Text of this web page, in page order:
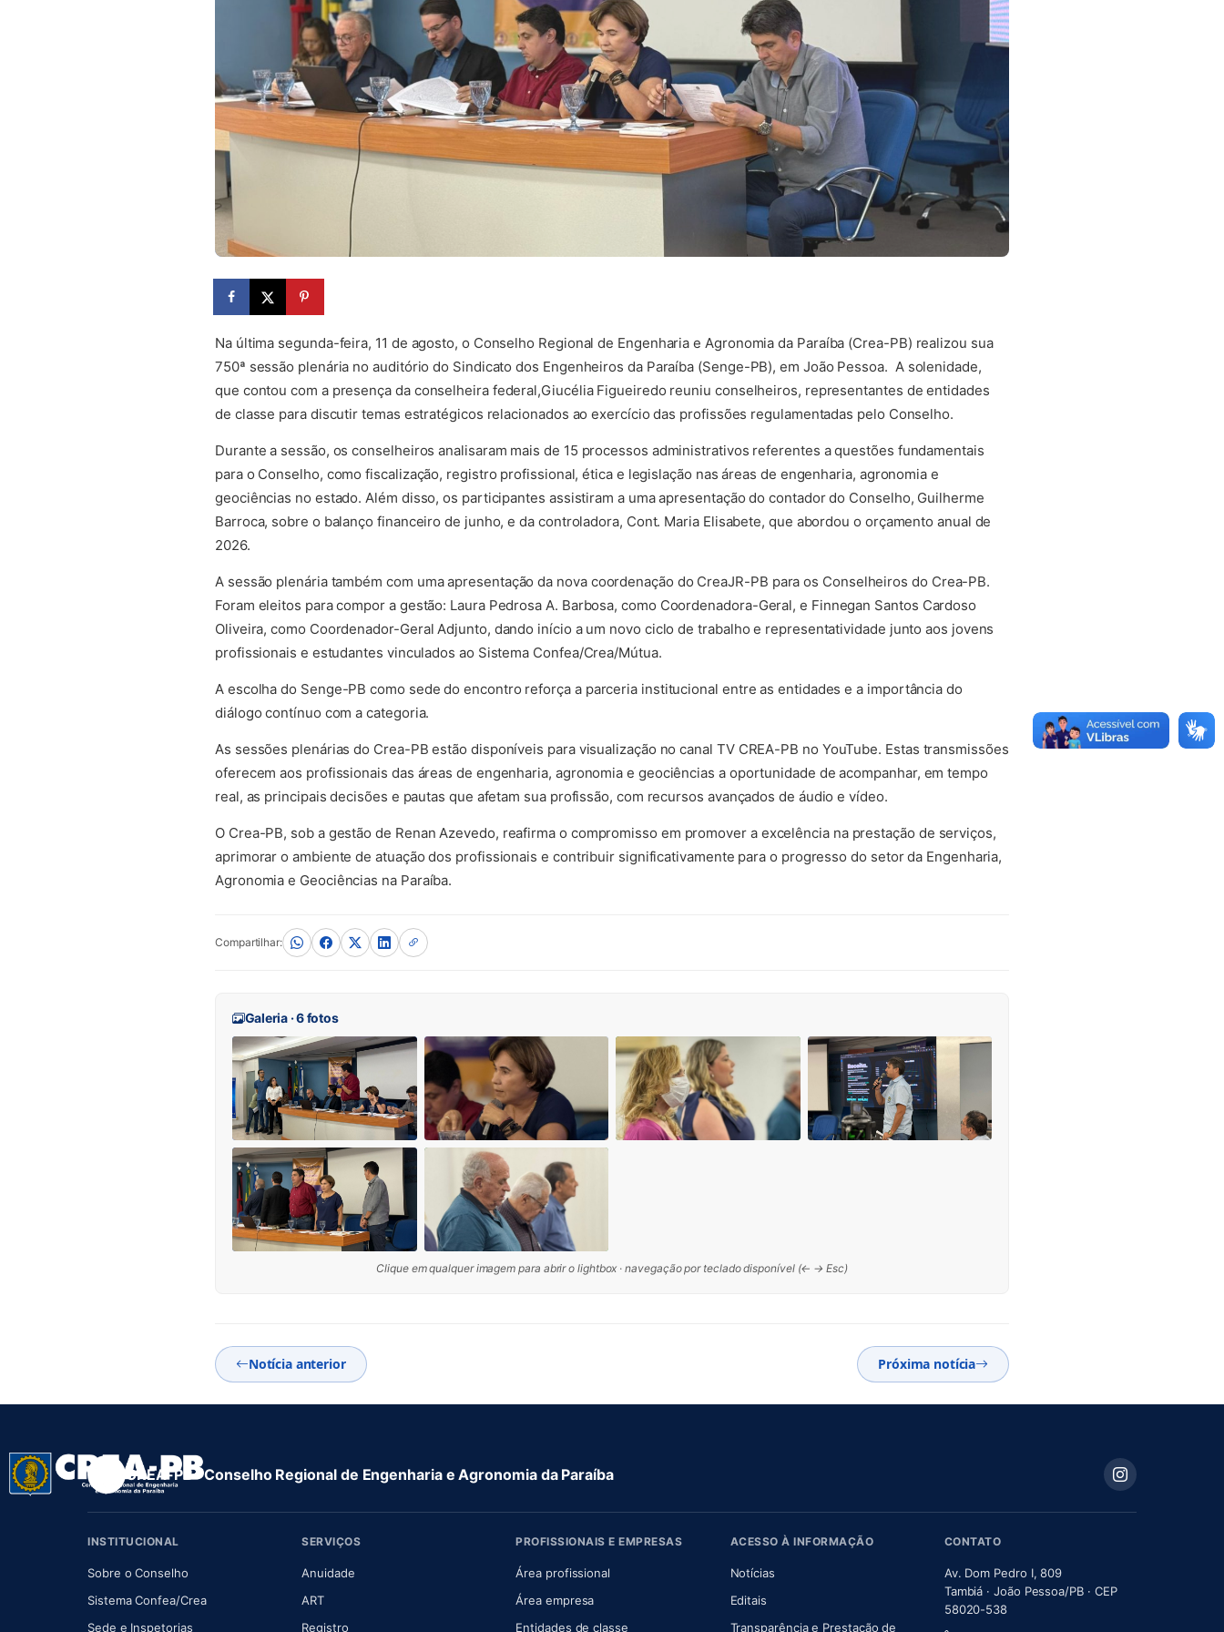
Na última segunda-feira, 11 de agosto, o Conselho Regional de Engenharia e Agronomia da Paraíba (Crea-PB) realizou sua
750ª sessão plenária no auditório do Sindicato dos Engenheiros da Paraíba (Senge-PB), em João Pessoa. A solenidade,
que contou com a presença da conselheira federal,Giucélia Figueiredo reuniu conselheiros, representantes de entidades
de classe para discutir temas estratégicos relacionados ao exercício das profissões regulamentadas pelo Conselho.
Durante a sessão, os conselheiros analisaram mais de 15 processos administrativos referentes a questões fundamentais
para o Conselho, como fiscalização, registro profissional, ética e legislação nas áreas de engenharia, agronomia e
geociências no estado. Além disso, os participantes assistiram a uma apresentação do contador do Conselho, Guilherme
Barroca, sobre o balanço financeiro de junho, e da controladora, Cont. Maria Elisabete, que abordou o orçamento anual de
2026.
A sessão plenária também com uma apresentação da nova coordenação do CreaJR-PB para os Conselheiros do Crea-PB.
Foram eleitos para compor a gestão: Laura Pedrosa A. Barbosa, como Coordenadora-Geral, e Finnegan Santos Cardoso
Oliveira, como Coordenador-Geral Adjunto, dando início a um novo ciclo de trabalho e representatividade junto aos jovens
profissionais e estudantes vinculados ao Sistema Confea/Crea/Mútua.
A escolha do Senge-PB como sede do encontro reforça a parceria institucional entre as entidades e a importância do
diálogo contínuo com a categoria.
As sessões plenárias do Crea-PB estão disponíveis para visualização no canal TV CREA-PB no YouTube. Estas transmissões
oferecem aos profissionais das áreas de engenharia, agronomia e geociências a oportunidade de acompanhar, em tempo
real, as principais decisões e pautas que afetam sua profissão, com recursos avançados de áudio e vídeo.
O Crea-PB, sob a gestão de Renan Azevedo, reafirma o compromisso em promover a excelência na prestação de serviços,
aprimorar o ambiente de atuação dos profissionais e contribuir significativamente para o progresso do setor da Engenharia,
Agronomia e Geociências na Paraíba.
Compartilhar:
Galeria · 6 fotos
Clique em qualquer imagem para abrir o lightbox · navegação por teclado disponível (← → Esc)
Notícia anterior Próxima notícia
CREA-PB · Conselho Regional de Engenharia e Agronomia da Paraíba
INSTITUCIONAL
Sobre o Conselho(abre em nova aba)
Sistema Confea/Crea(abre em nova aba)
Sede e Inspetorias
SERVIÇOS
Anuidade(abre em nova aba)
ART(abre em nova aba)
Registro
PROFISSIONAIS E EMPRESAS
Área profissional
Área empresa
Entidades de classe
ACESSO À INFORMAÇÃO
Notícias
Editais
Transparência e Prestação de
CONTATO
Av. Dom Pedro I, 809
Tambiá · João Pessoa/PB · CEP
58020-538